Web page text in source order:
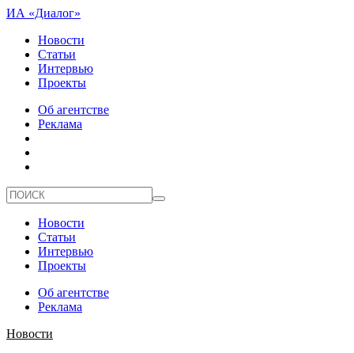
ИА «Диалог»
Новости
Статьи
Интервью
Проекты
Об агентстве
Реклама
Новости
Статьи
Интервью
Проекты
Об агентстве
Реклама
Новости